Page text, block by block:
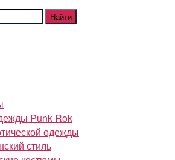
Найти
Punk Rok
одежды
стиль